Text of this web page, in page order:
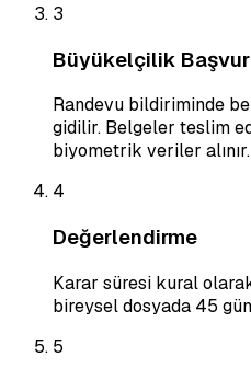
3
Büyükelçilik
Randevu bildiriminde
gidilir. Belgeler teslim
biyometrik veriler alınır.
4
Değerlendirme
Karar süresi kural
bireysel dosyada 45
5